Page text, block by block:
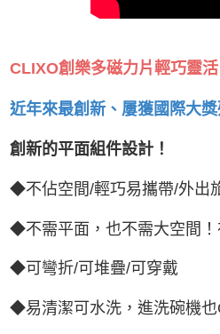
CLIXO創樂多磁力片輕巧靈
近年來最創新、屢獲國際大
創新的平面組件設計！
◆不佔空間/輕巧易攜帶/外出
◆不需平面，也不需大空間！
◆可彎折/可堆疊/可穿戴
◆易清潔可水洗，進洗碗機也